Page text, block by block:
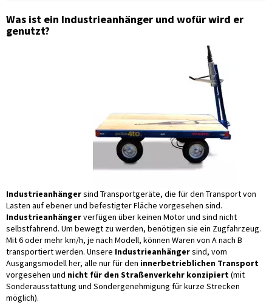
Was ist ein Industrieanhänger und wofür wird er
genutzt?
Industrieanhängersind Transportgeräte, die für den Transport von
Lasten auf ebener und befestigter Fläche vorgesehen sind.
Industrieanhängerverfügen über keinen Motor und sind nicht
selbstfahrend. Um bewegt zu werden, benötigen sie ein Zugfahrzeug.
Mit 6 oder mehr km/h, je nach Modell, können Waren von A nach B
transportiert werden. Unsere Industrieanhängersind, vom
Ausgangsmodell her, alle nur für den innerbetrieblichen Transport
vorgesehen und nicht für den Straßenverkehr konzipiert(mit
Sonderausstattung und Sondergenehmigung für kurze Strecken
möglich).